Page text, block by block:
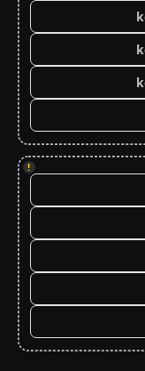
!